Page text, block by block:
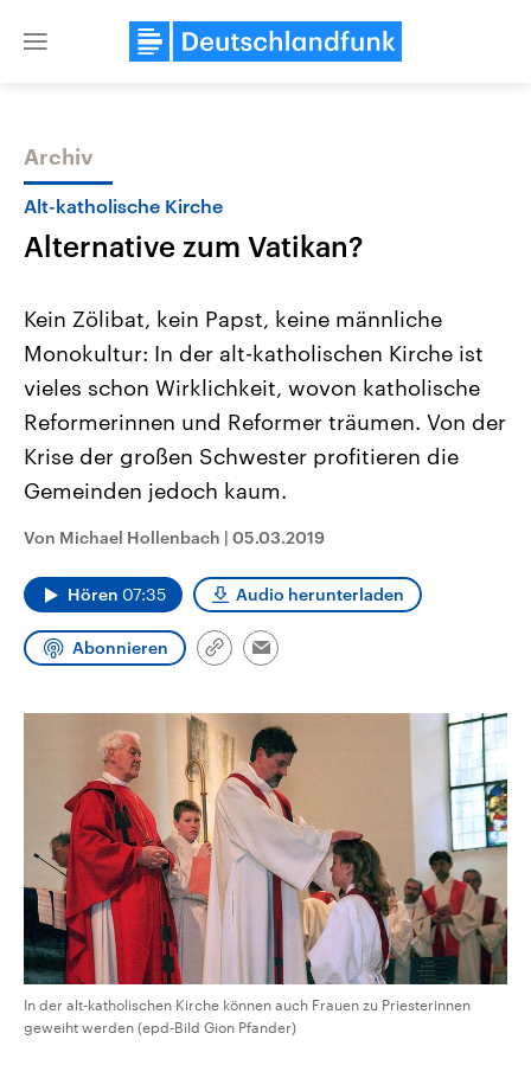
Close
Themen
Landtagswahl Sachsen-Anhalt
2026
Alle Informationen
Sachsen-Anhalt wählt am 6.
September 2026 einen neuen
Landtag. Seit 2021 wird das
Bundesland von einer Koalition aus
CDU, SPD und FDP regiert.-
Wahlprogramme, aktuelle Berichte
und Hintergründe zu den Parteien
Wahl.
USA
Aktuelle Beiträge,
Hintergründe
Wirtschaftlich und
aktuelle Weltgeschehen.
Sendungen Programm Podcasts
Audio-Archiv
Archiv
Alt-katholische Kirche
Alternative zum Vatikan?
Kein Zölibat, kein Papst, keine männliche
Monokultur: In der alt-katholischen Kirche ist
vieles schon Wirklichkeit, wovon katholische
Reformerinnen und Reformer träumen. Von der
Krise der großen Schwester profitieren die
Gemeinden jedoch kaum.
Von Michael Hollenbach | 05.03.2019
Hören 07:35 Audio herunterladen
Abonnieren
Link
Email
In der alt-katholischen Kirche können auch Frauen zu Priesterinnen
geweiht werden (epd-Bild Gion Pfander)